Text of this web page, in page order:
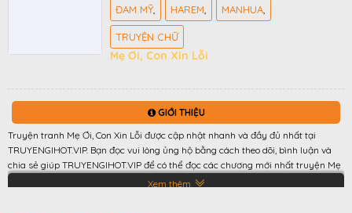
ĐAM MỸ HAREM MANHUA
TRUYỆN CHỮ
Mẹ Ơi, Con Xin Lỗi
GIỚI THIỆU
Truyện tranh Mẹ Ơi, Con Xin Lỗi được cập nhật nhanh và đầy đủ nhất tại
TRUYENGIHOT.VIP. Bạn đọc vui lòng ủng hộ bằng cách theo dõi, bình luận và
chia sẻ giúp TRUYENGIHOT.VIP để có thể đọc các chương mới nhất truyện Mẹ
Ơi, Con Xin Lỗi Đang cập nhật
Xem thêm